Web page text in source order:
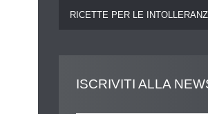
RICETTE PER LE
ISCRIVITIALLA